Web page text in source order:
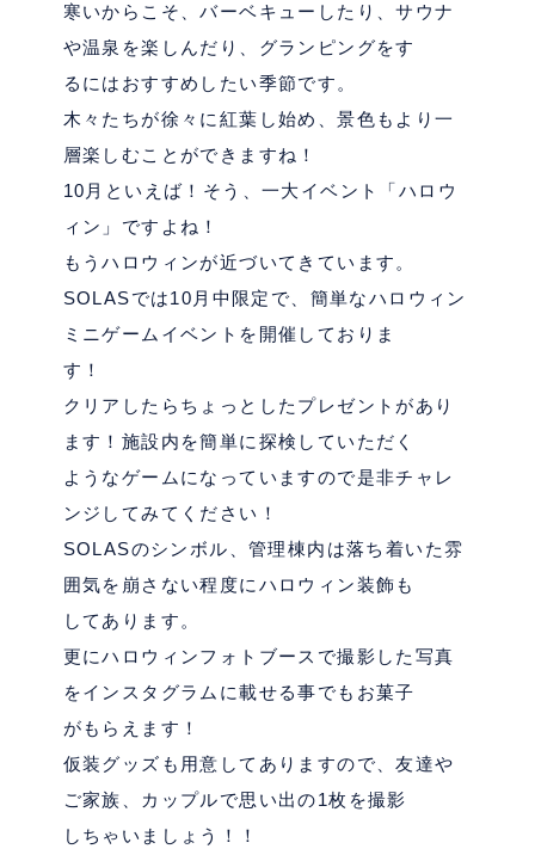
寒いからこそ、バーベキューしたり、サウナ
や温泉を楽しんだり、グランピングをす
るにはおすすめしたい季節です。
木々たちが徐々に紅葉し始め、景色もより一
層楽しむことができますね！
10月といえば！そう、一大イベント「ハロウ
ィン」ですよね！
もうハロウィンが近づいてきています。
SOLASでは10月中限定で、簡単なハロウィン
ミニゲームイベントを開催しておりま
す！
クリアしたらちょっとしたプレゼントがあり
ます！施設内を簡単に探検していただく
ようなゲームになっていますので是非チャレ
ンジしてみてください！
SOLASのシンボル、管理棟内は落ち着いた雰
囲気を崩さない程度にハロウィン装飾も
してあります。
更にハロウィンフォトブースで撮影した写真
をインスタグラムに載せる事でもお菓子
がもらえます！
仮装グッズも用意してありますので、友達や
ご家族、カップルで思い出の1枚を撮影
しちゃいましょう！！